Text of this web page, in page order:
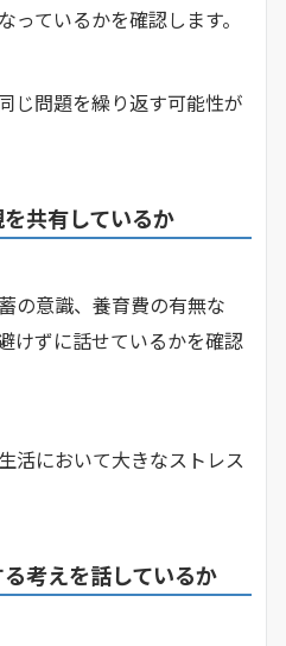
ているかを確認します。
じ問題を繰り返す可能性が
共有しているか
の意識、養育費の有無な
けずに話せているかを確認
活において大きなストレス
考えを話しているか